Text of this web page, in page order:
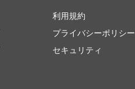
利用規約
プライバシーポリシー
セキュリティ